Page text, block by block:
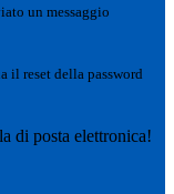
un messaggio
il reset della password
di posta elettronica!